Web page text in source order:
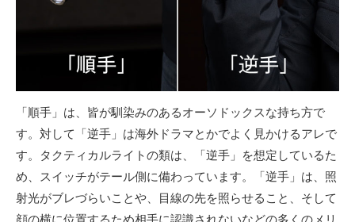
「順手」は、皆が馴染みのあるオーソドックスな持ち方で
す。対して「逆手」は海外ドラマとかでよく見かけるアレで
す。タクティカルライトの類は、「逆手」を想定しているた
め、スイッチがテール側に備わっています。「逆手」は、照
射光がブレづらいことや、目線の先を照らせること、そして